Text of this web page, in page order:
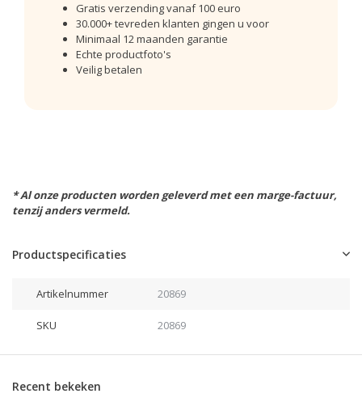
Gratis verzending vanaf 100 euro
30.000+ tevreden klanten gingen u voor
Minimaal 12 maanden garantie
Echte productfoto's
Veilig betalen
* Al onze producten worden geleverd met een marge-factuur,
tenzij anders vermeld.
Productspecificaties
Artikelnummer 20869
SKU 20869
Recent bekeken